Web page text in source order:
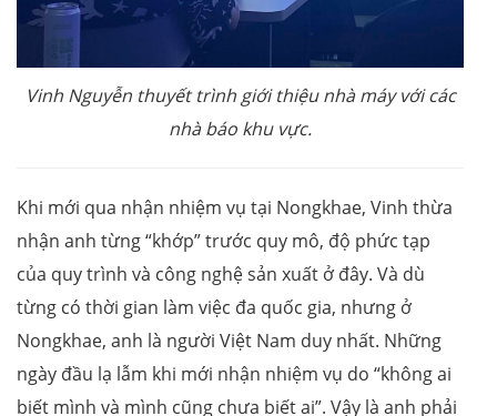
Vinh Nguyễn thuyết trình giới thiệu nhà máy với các
nhà báo khu vực.
Khi mới qua nhận nhiệm vụ tại Nongkhae, Vinh thừa
nhận anh từng “khớp” trước quy mô, độ phức tạp
của quy trình và công nghệ sản xuất ở đây. Và dù
từng có thời gian làm việc đa quốc gia, nhưng ở
Nongkhae, anh là người Việt Nam duy nhất. Những
ngày đầu lạ lẫm khi mới nhận nhiệm vụ do “không ai
biết mình và mình cũng chưa biết ai”. Vậy là anh phải